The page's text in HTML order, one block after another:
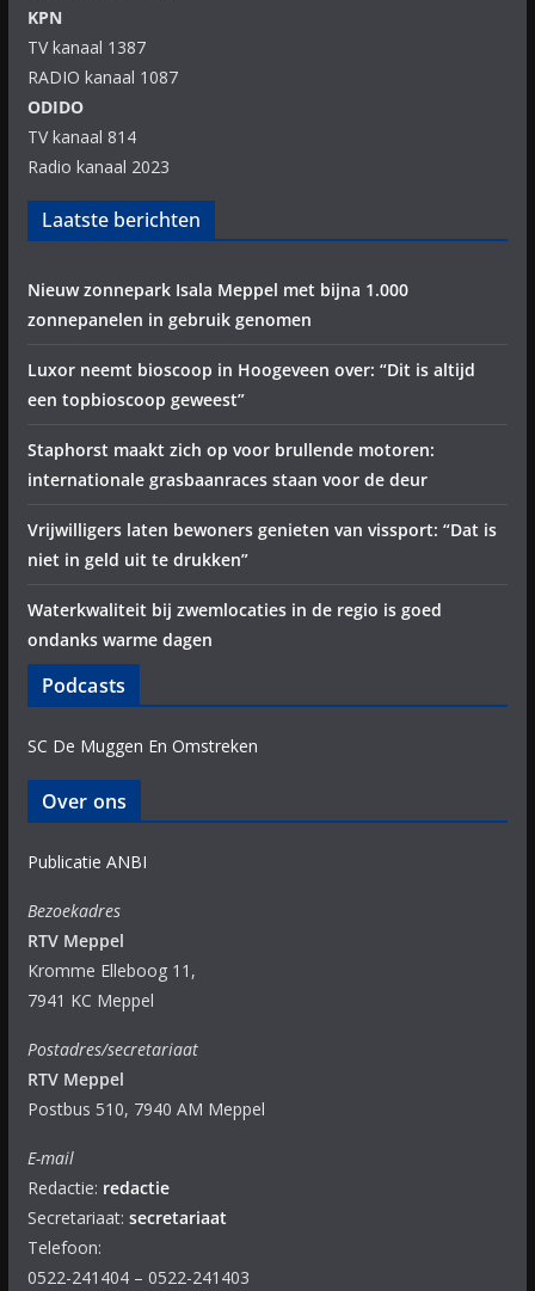
KPN
TV kanaal 1387
RADIO kanaal 1087
ODIDO
TV kanaal 814
Radio kanaal 2023
Laatste berichten
Nieuw zonnepark Isala Meppel met bijna 1.000
zonnepanelen in gebruik genomen
Luxor neemt bioscoop in Hoogeveen over: “Dit is altijd
een topbioscoop geweest”
Staphorst maakt zich op voor brullende motoren:
internationale grasbaanraces staan voor de deur
Vrijwilligers laten bewoners genieten van vissport: “Dat is
niet in geld uit te drukken”
Waterkwaliteit bij zwemlocaties in de regio is goed
ondanks warme dagen
Podcasts
SC De Muggen En Omstreken
Over ons
Publicatie ANBI
Bezoekadres
RTV Meppel
Kromme Elleboog 11,
7941 KC Meppel
Postadres/secretariaat
RTV Meppel
Postbus 510, 7940 AM Meppel
E-mail
Redactie: redactie
Secretariaat: secretariaat
Telefoon:
0522-241404 – 0522-241403